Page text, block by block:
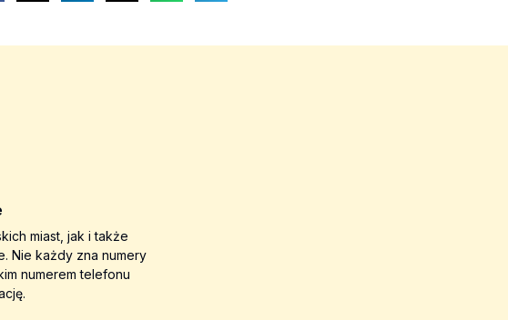
miast, jak i także
Nie każdy zna numery
numerem telefonu